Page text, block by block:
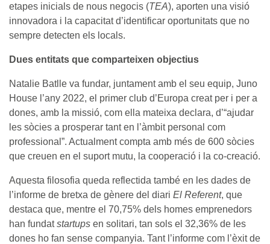
etapes inicials de nous negocis (TEA), aporten una visió
innovadora i la capacitat d’identificar oportunitats que no
sempre detecten els locals.
Dues entitats que comparteixen objectius
Natalie Batlle va fundar, juntament amb el seu equip, Juno
House l’any 2022, el primer club d’Europa creat per i per a
dones, amb la missió, com ella mateixa declara, d’“ajudar
les sòcies a prosperar tant en l’àmbit personal com
professional”. Actualment compta amb més de 600 sòcies
que creuen en el suport mutu, la cooperació i la co-creació.
Aquesta filosofia queda reflectida també en les dades de
l’informe de bretxa de gènere del diari El Referent, que
destaca que, mentre el 70,75% dels homes emprenedors
han fundatstartups en solitari, tan sols el 32,36% de les
dones ho fan sense companyia. Tant l’informe com l’èxit de